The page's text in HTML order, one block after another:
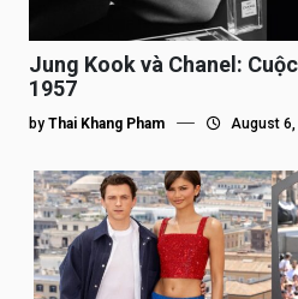
Jung Kook và Chanel:
1957
by Thai Khang Pham August 6,